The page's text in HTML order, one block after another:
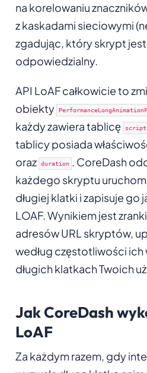
na korelowaniu
z kaskadami sieciowymi
zgadując, który skrypt jest
odpowiedzialny.
API LoAF całkowicie to
obiekty
każdy zawiera tablicę
tablicy posiada
oraz duration . CoreDash
każdego skryptu
długiej klatki i zapisuje go
LOAF. Wynikiem jest
adresów URL skryptów,
według częstotliwości
długich klatkach Twoich
Jak CoreDash
LoAF
Za każdym razem, gdy